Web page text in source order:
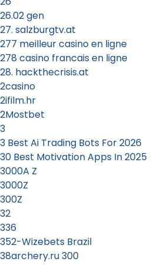
26.02 gen
27. salzburgtv.at
277 meilleur casino en ligne
278 casino francais en ligne
28. hackthecrisis.at
2casino
2ifilm.hr
2Mostbet
3
3 Best Ai Trading Bots For 2026
30 Best Motivation Apps In 2025
3000A Z
3000Z
300Z
32
336
352-Wizebets Brazil
38archery.ru 300